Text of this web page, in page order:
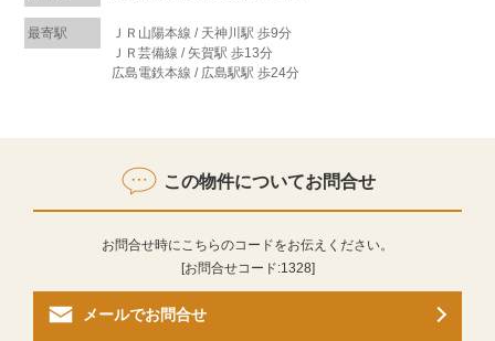
最寄駅
ＪＲ山陽本線 / 天神川駅 歩9分
ＪＲ芸備線 / 矢賀駅 歩13分
広島電鉄本線 / 広島駅駅 歩24分
この物件についてお問合せ
お問合せ時にこちらのコードをお伝えください。
[お問合せコード:1328]
メールでお問合せ